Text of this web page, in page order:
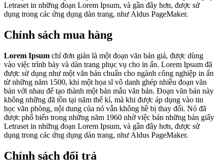
Letraset in những đoạn Lorem Ipsum, và gần đây hơn, được sử
dụng trong các ứng dụng dàn trang, như Aldus PageMaker.
Chính sách mua hàng
Lorem Ipsum chỉ đơn giản là một đoạn văn bản giả, được dùng
vào việc trình bày và dàn trang phục vụ cho in ấn. Lorem Ipsum đã
được sử dụng như một văn bản chuẩn cho ngành công nghiệp in ấn
từ những năm 1500, khi một họa sĩ vô danh ghép nhiều đoạn văn
bản với nhau để tạo thành một bản mẫu văn bản. Đoạn văn bản này
không những đã tồn tại năm thế kỉ, mà khi được áp dụng vào tin
học văn phòng, nội dung của nó vẫn không hề bị thay đổi. Nó đã
được phổ biến trong những năm 1960 nhờ việc bán những bản giấy
Letraset in những đoạn Lorem Ipsum, và gần đây hơn, được sử
dụng trong các ứng dụng dàn trang, như Aldus PageMaker.
Chính sách đổi trả